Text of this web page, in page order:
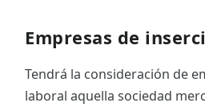
Empresas de
Tendrá la consideración de
laboral aquella sociedad